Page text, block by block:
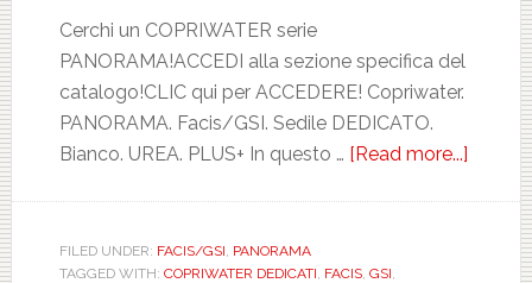
Cerchi un COPRIWATER serie
PANORAMA!ACCEDI alla sezione specifica del
catalogo!CLIC qui per ACCEDERE! Copriwater.
PANORAMA. Facis/GSI. Sedile DEDICATO.
Bianco. UREA. PLUS+ In questo … [Read more...]
FILED UNDER: FACIS/GSI, PANORAMA
TAGGED WITH: COPRIWATER DEDICATI, FACIS, GSI,